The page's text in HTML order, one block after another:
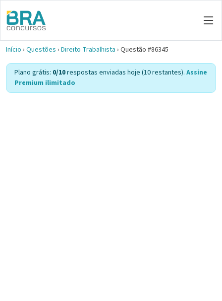
Início › Questões › Direito Trabalhista › Questão #86345
Plano grátis: 0/10respostas enviadas hoje (10 restantes). Assine
Premium ilimitado